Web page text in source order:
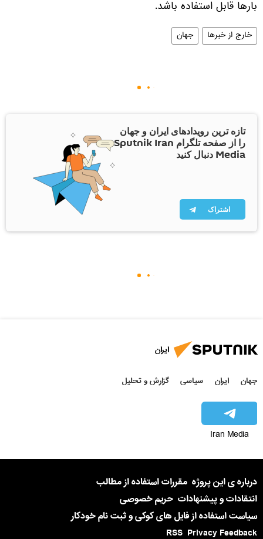
بارها قابل استفاده باشد.
خارج از خبرها جهان
تازه ترین رویدادهای ایران و جهان
را از صفحه تلگرام Sputnik Iran
Media دنبال کنید
اشتراک
ایران
جهان ایران سیاسی گزارش و تحلیل
Iran Media
درباره ی این پروژه مقررات استفاده از مطالب
انتقادات و پیشنهادات حریم خصوصی
سیاست استفاده از فایل های کوکی و ثبت نام خودکار
Privacy Feedback
RSS